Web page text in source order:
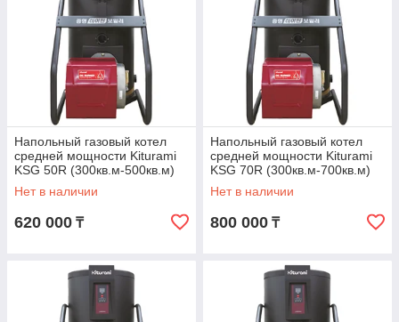
Напольный газовый котел
средней мощности Kiturami
KSG 50R (300кв.м-500кв.м)
Нет в наличии
620 000 ₸
Напольный газовый котел
средней мощности Kiturami
KSG 70R (300кв.м-700кв.м)
Нет в наличии
800 000 ₸